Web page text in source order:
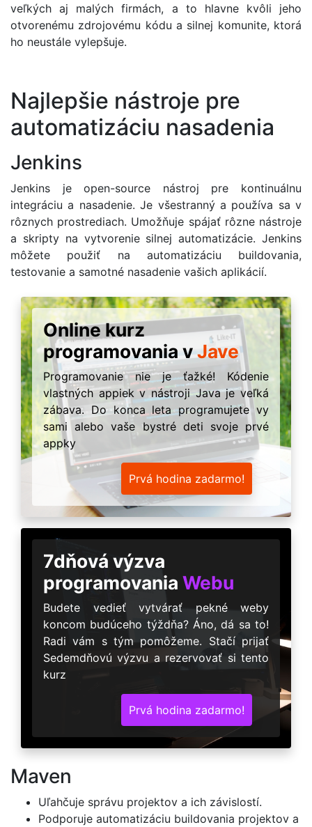
veľkých aj malých firmách, a to hlavne kvôli jeho
otvorenému zdrojovému kódu a silnej komunite, ktorá
ho neustále vylepšuje.
Najlepšie nástroje pre
automatizáciu nasadenia
Jenkins
Jenkins je open-source nástroj pre kontinuálnu
integráciu a nasadenie. Je všestranný a používa sa v
rôznych prostrediach. Umožňuje spájať rôzne nástroje
a skripty na vytvorenie silnej automatizácie. Jenkins
môžete použiť na automatizáciu buildovania,
testovanie a samotné nasadenie vašich aplikácií.
Online kurz
programovania vJave
Programovanie nie je ťažké! Kódenie
vlastných appiek v nástroji Java je veľká
zábava. Do konca leta programujete vy
sami alebo vaše bystré deti svoje prvé
appky
Prvá hodina zadarmo!
7dňová výzva
programovania Webu
Budete vedieť vytvárať pekné weby
koncom budúceho týždňa? Áno, dá sa to!
Radi vám s tým pomôžeme. Stačí prijať
Sedemdňovú výzvu a rezervovať si tento
kurz
Prvá hodina zadarmo!
Maven
Uľahčuje správu projektov a ich závislostí.
Podporuje automatizáciu buildovania projektov a